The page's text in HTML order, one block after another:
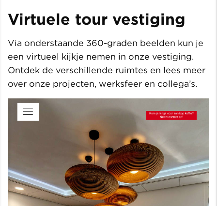
Virtuele tour vestiging
Via onderstaande 360-graden beelden kun je
een virtueel kijkje nemen in onze vestiging.
Ontdek de verschillende ruimtes en lees meer
over onze projecten, werksfeer en collega’s.